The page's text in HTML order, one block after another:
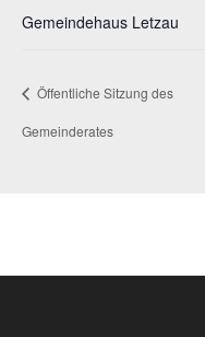
Gemeindehaus Letzau
Öffentliche Sitzung des
Gemeinderates